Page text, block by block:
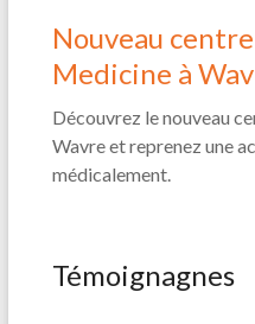
Nouveau
Medicine à
Découvrez le nouveau
Wavre et reprenez une
médicalement.
Témoignagnes